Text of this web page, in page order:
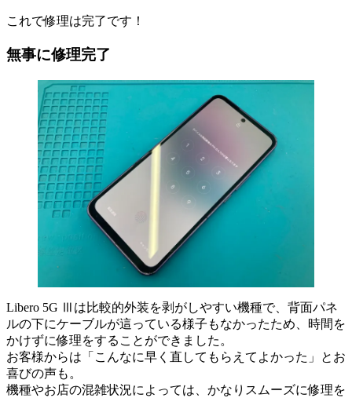
これで修理は完了です！
無事に修理完了
Libero 5G Ⅲは比較的外装を剥がしやすい機種で、背面パネ
ルの下にケーブルが這っている様子もなかったため、時間を
かけずに修理をすることができました。
お客様からは「こんなに早く直してもらえてよかった」とお
喜びの声も。
機種やお店の混雑状況によっては、かなりスムーズに修理を